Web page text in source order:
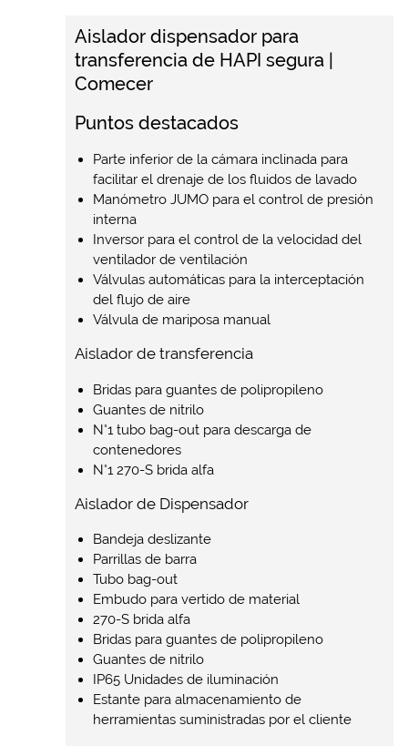
Aislador dispensador para
transferencia de HAPI segura |
Comecer
Puntos destacados
Parte inferior de la cámara inclinada para
facilitar el drenaje de los fluidos de lavado
Manómetro JUMO para el control de presión
interna
Inversor para el control de la velocidad del
ventilador de ventilación
Válvulas automáticas para la interceptación
del flujo de aire
Válvula de mariposa manual
Aislador de transferencia
Bridas para guantes de polipropileno
Guantes de nitrilo
N°1 tubo bag-out para descarga de
contenedores
N°1 270-S brida alfa
Aislador de Dispensador
Bandeja deslizante
Parrillas de barra
Tubo bag-out
Embudo para vertido de material
270-S brida alfa
Bridas para guantes de polipropileno
Guantes de nitrilo
IP65 Unidades de iluminación
Estante para almacenamiento de
herramientas suministradas por el cliente